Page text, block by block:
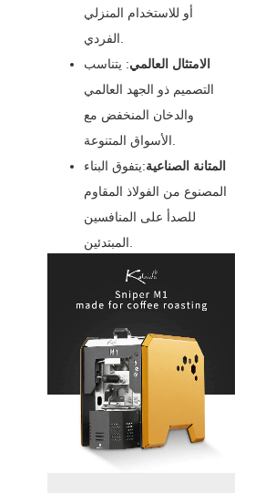
أو للاستخدام المنزلي
الامتثال العالمي‌: يتناسب
التصميم ذو الجهد العالمي
والدخان المنخفض مع
المتانة الصناعية‌:يتفوق البناء
المصنوع من الفولاذ المقاوم
للصدأ على المنافسين